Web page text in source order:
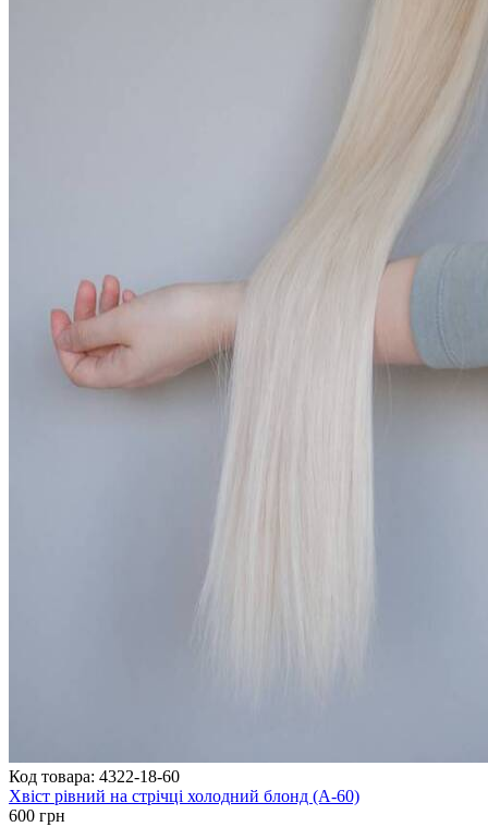
Код товара: 4322-18-60
Хвіст рівний на стрічці холодний блонд (A-60)
600 грн